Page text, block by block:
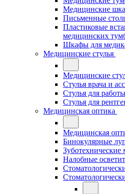
Медицинские
Письменные
Пластиковые
медицинских
Шкафы для
Медицинские стулья
Медицинские
Стулья врача и
Стулья для
Стулья для
Медицинская оптика
Медицинская
Бинокулярные
Налобные